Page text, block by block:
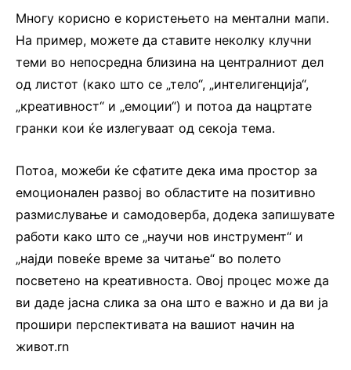
Многу корисно е користењето на ментални мапи.
На пример, можете да ставите неколку клучни
теми во непосредна близина на централниот дел
од листот (како што се „тело“, „интелигенција“,
„креативност“ и „емоции“) и потоа да нацртате
гранки кои ќе излегуваат од секоја тема.
Потоа, можеби ќе сфатите дека има простор за
емоционален развој во областите на позитивно
размислување и самодоверба, додека запишувате
работи како што се „научи нов инструмент“ и
„најди повеќе време за читање“ во полето
посветено на креативноста. Овој процес може да
ви даде јасна слика за она што е важно и да ви ја
прошири перспективата на вашиот начин на
живот.rn